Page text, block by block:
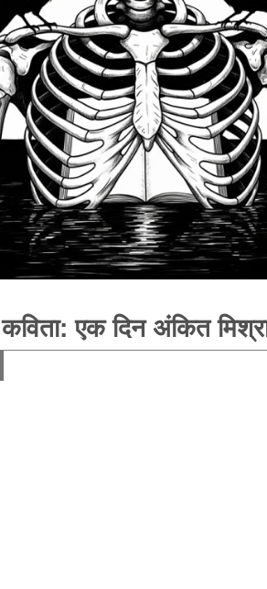
कविता: एक दिन अंकित